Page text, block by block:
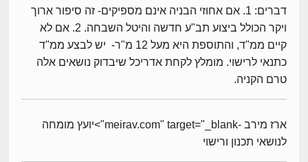
דברים: 1. אם אחוזי הבניה אינם מספיקים- זה סיפור ארוך
ויקר הכולל ביצוע תב"ע חדשה והיטל השבחה. 2. אם לא
קיים ממ"ד, והתוספת היא מעל 12 מ"ר- יש לבצע ממ"ד
כתנאי לרישוי. מומלץ לקחת אדריכל שיבדוק נושאים אלה
טרם הקניה.
ארז מירב -meirav.com" target="_blank">יועץ מומחה
לנושאי תכנון ורישוי